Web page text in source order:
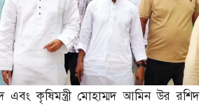
এবং কৃষিমন্ত্রী মোহাম্মদ আমিন উর রশিদ